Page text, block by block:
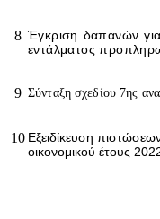
8 Έγκριση δαπανών
εντάλματος
9 Σύνταξη σχεδίου 7ης
10 Εξειδίκευση
οικονομικού έτους